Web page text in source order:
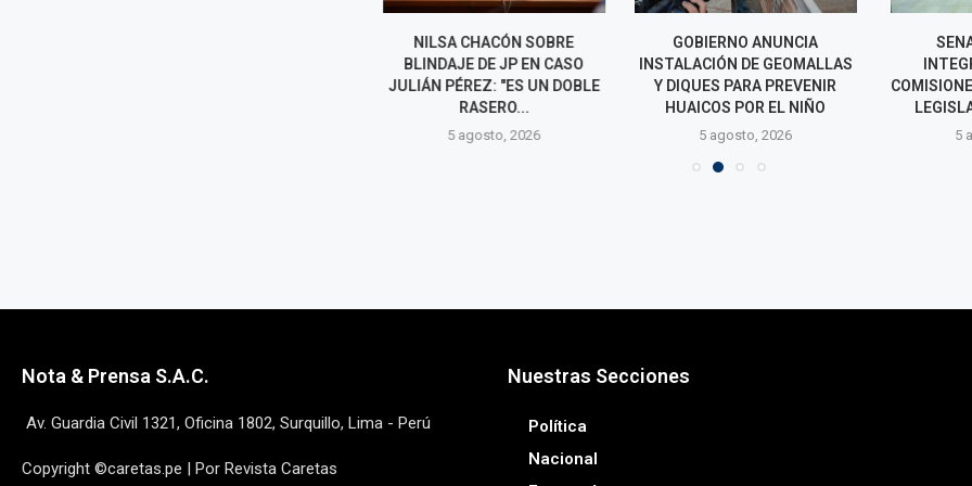
NILSA CHACÓN SOBRE
BLINDAJE DE JP EN CASO
JULIÁN PÉREZ: "ES UN DOBLE
RASERO...
5 agosto, 2026
GOBIERNO ANUNCIA
INSTALACIÓN DE GEOMALLAS
Y DIQUES PARA PREVENIR
HUAICOS POR EL NIÑO
5 agosto, 2026
COMISIONES
5
Nota & Prensa S.A.C.
Av. Guardia Civil 1321, Oficina 1802, Surquillo, Lima - Perú
Copyright ©caretas.pe | Por Revista Caretas
Nuestras Secciones
Política
Nacional